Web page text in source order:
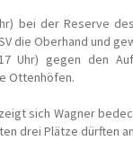
bei der Reserve
die Oberhand und
gegen den
Ottenhöfen.
sich Wagner
drei Plätze dürften